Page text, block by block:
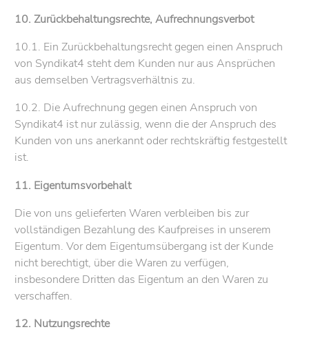
10. Zurückbehaltungsrechte, Aufrechnungsverbot
10.1. Ein Zurückbehaltungsrecht gegen einen Anspruch
von Syndikat4 steht dem Kunden nur aus Ansprüchen
aus demselben Vertragsverhältnis zu.
10.2. Die Aufrechnung gegen einen Anspruch von
Syndikat4 ist nur zulässig, wenn die der Anspruch des
Kunden von uns anerkannt oder rechtskräftig festgestellt
ist.
11. Eigentumsvorbehalt
Die von uns gelieferten Waren verbleiben bis zur
vollständigen Bezahlung des Kaufpreises in unserem
Eigentum. Vor dem Eigentumsübergang ist der Kunde
nicht berechtigt, über die Waren zu verfügen,
insbesondere Dritten das Eigentum an den Waren zu
verschaffen.
12. Nutzungsrechte